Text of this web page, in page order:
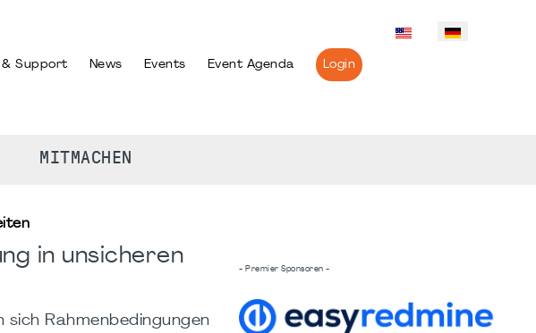
& Support News Events Event Agenda Login
MITMACHEN
in unsicheren
Rahmenbedingungen
- Premier Sponsoren -